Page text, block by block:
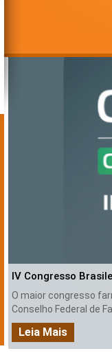
IV Congresso
O maior congresso
Conselho Federal de
Leia Mais